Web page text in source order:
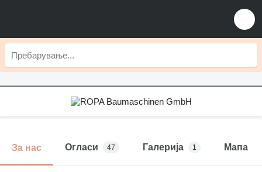
За нас Огласи 47 Галерија 1 Мапа